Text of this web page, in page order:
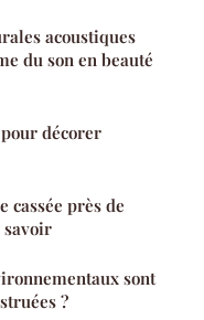
acoustiques
du son en beauté
décorer
cassée près de
savoir
sont
?